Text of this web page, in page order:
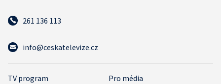
261 136 113
info@ceskatelevize.cz
TV program
Pro média